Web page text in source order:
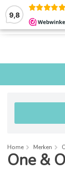
9,8
MENU
Home Merken
One &